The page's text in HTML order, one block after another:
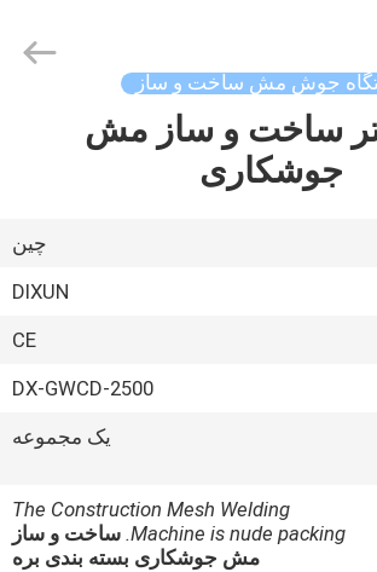
جوش مش ساخت و ساز
متر ساخت و ساز مش
جوشکاری
چین
DIXUN
CE
DX-GWCD-2500
یک مجموعه
The Construction Mesh Welding
Machine is nude packing. ساخت و ساز
مش جوشکاری بسته بندی بره